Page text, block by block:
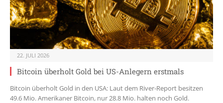
22. JULI 2026
Bitcoin überholt Gold bei US-Anlegern erstmals
Bitcoin überholt Gold in den USA: Laut dem River-Report besitzen
49.6 Mio. Amerikaner Bitcoin, nur 28.8 Mio. halten noch Gold.